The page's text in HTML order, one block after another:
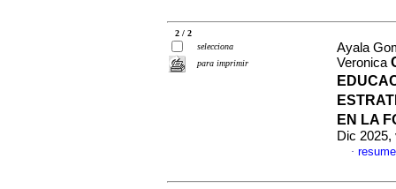
2 / 2
selecciona
para imprimir
Ayala
Veronica
EN LA
Dic 2025,
·